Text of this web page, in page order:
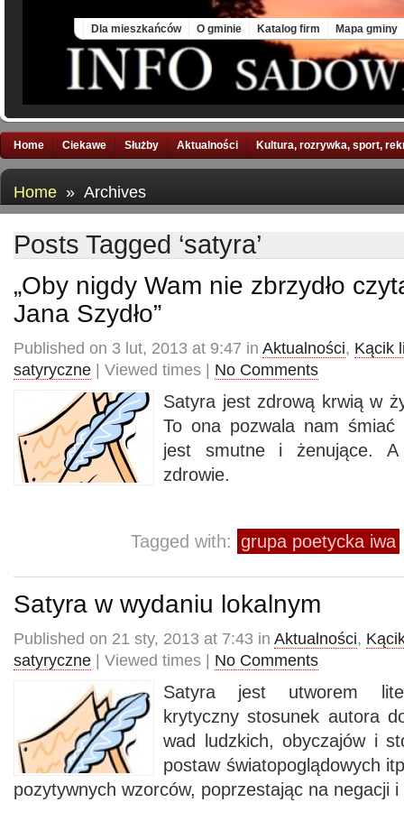
Dla mieszkańców O gminie Katalog firm Mapa gminy
Home Ciekawe Służby Aktualności Kultura, rozrywka, sport,
Home » Archives
Posts Tagged ‘satyra’
„Oby nigdy Wam nie zbrzydło
Jana Szydło”
Published on 3 lut, 2013 at 9:47 in Aktualności, Kącik
satyryczne | Viewed times | No Comments
Satyra jest zdrową krwią w
To ona pozwala nam
jest smutne i żenujące.
zdrowie.
Tagged with: grupa poetycka iwa
Satyra w wydaniu lokalnym
Published on 21 sty, 2013 at 7:43 in Aktualności,
satyryczne | Viewed times | No Comments
Satyra jest utworem
krytyczny stosunek autora
wad ludzkich, obyczajów i
postaw światopoglądowych
pozytywnych wzorców, poprzestając na negacji